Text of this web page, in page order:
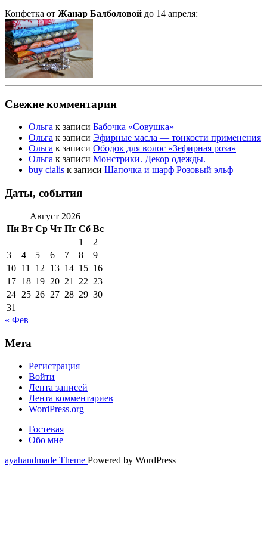
Конфетка от Жанар Балболовой до 14 апреля:
Свежие комментарии
Ольга к записи Бабочка «Совушка»
Ольга к записи Эфирные масла — тонкости применения
Ольга к записи Ободок для волос «Зефирная роза»
Ольга к записи Монстрики. Декор одежды.
buy cialis к записи Шапочка и шарф Розовый эльф
Даты, события
Август 2026
Пн Вт Ср Чт Пт Сб Вс
1
2
3
4 5 6 7 8
9
10 11 12 13 14 15 16
17 18 19 20 21 22 23
24 25 26 27 28 29 30
31
« Фев
Мета
Регистрация
Войти
Лента записей
Лента комментариев
WordPress.org
Гостевая
Обо мне
ayahandmade Theme Powered by WordPress